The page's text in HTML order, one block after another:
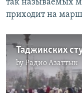
так называемых
приходит на
byРадио Азаттык
No